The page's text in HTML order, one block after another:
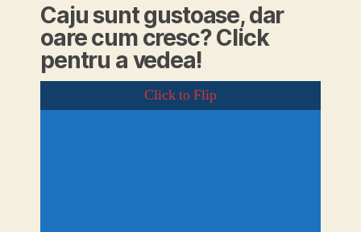
Caju sunt gustoase, dar
oare cum cresc? Click
pentru a vedea!
Click to Flip